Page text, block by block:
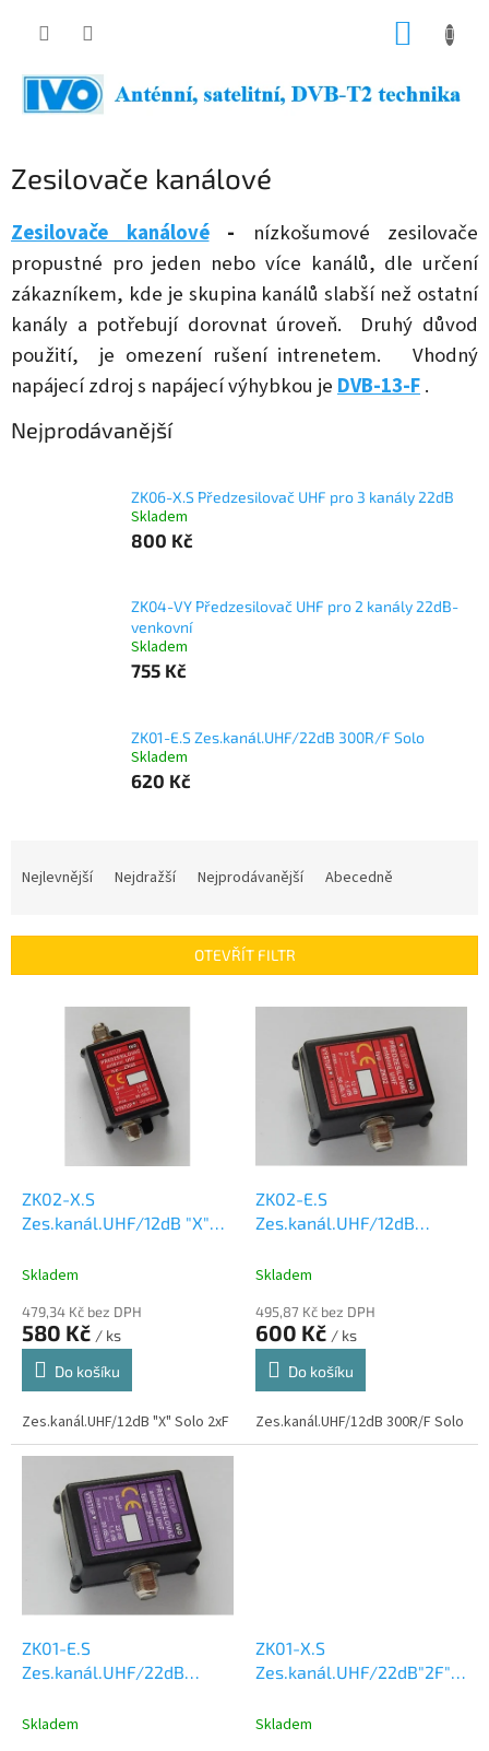
Zesilovače kanálové
Zesilovače kanálové- nízkošumové zesilovače
propustné pro jeden nebo více kanálů, dle určení
zákazníkem, kde je skupina kanálů slabší než ostatní
kanály a potřebují dorovnat úroveň. Druhý důvod
použití, je omezení rušení intrenetem. Vhodný
napájecí zdroj s napájecí výhybkou je DVB-13-F.
Nejprodávanější
ZK06-X.S Předzesilovač UHF pro 3 kanály 22dB
Skladem
800 Kč
ZK04-VY Předzesilovač UHF pro 2 kanály 22dB-
venkovní
Skladem
755 Kč
ZK01-E.S Zes.kanál.UHF/22dB 300R/F Solo
Skladem
620 Kč
í
Nejlevnější Nejdražší Nejprodávanější Abecedně
OTEVŘÍT FILTR
ZK02-X.S
Zes.kanál.UHF/12dB "X"
Skladem
479,34 Kč bez DPH
580 Kč / ks
Do košíku
Zes.kanál.UHF/12dB "X" Solo 2xF
ZK02-E.S
Zes.kanál.UHF/12dB
Skladem
495,87 Kč bez DPH
600 Kč / ks
Do košíku
Zes.kanál.UHF/12dB 300R/F Solo
ZK01-E.S
Zes.kanál.UHF/22dB
Skladem
ZK01-X.S
Zes.kanál.UHF/22dB"2F"
Skladem